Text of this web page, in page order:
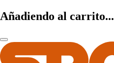
Añadiendo al carrito...